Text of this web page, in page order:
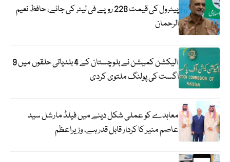
پیٹرول کی قیمت 228 روپے فی لیٹر کی جائے، حافظ نعیم
الرحمان
الیکشن کمیشن نے بلوچستان کے 4 بلدیاتی حلقوں میں 9
اگست کی پولنگ ملتوی کردی
معاہدے کو عملی شکل دینے میں فیلڈ مارشل سید
عاصم منیر کا کردار قابل قدر ہے، وزیراعظم